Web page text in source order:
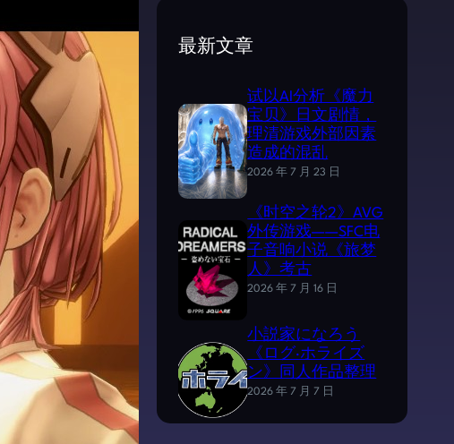
最新文章
试以AI分析《魔力
宝贝》日文剧情，
理清游戏外部因素
造成的混乱
2026 年 7 月 23 日
《时空之轮2》AVG
外传游戏——SFC电
子音响小说《旅梦
人》考古
2026 年 7 月 16 日
小説家になろう
《ログ·ホライズ
ン》同人作品整理
2026 年 7 月 7 日